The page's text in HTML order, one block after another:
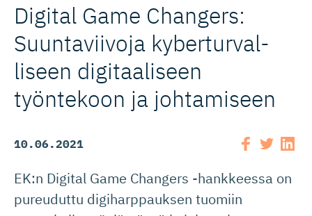
Digital Game Changers:
Suuntaviivoja kyberturval­
liseen digitaaliseen
työntekoon ja johtamiseen
10.06.2021
EK:n Digital Game Changers -hankkeessa on
pureuduttu digiharppauksen tuomiin